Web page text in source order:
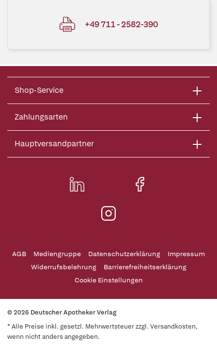
+49 711 - 2582-390
Shop-Service
Zahlungsarten
Hauptversandpartner
AGB Mediengruppe Datenschutzerklärung
Impressum
Widerrufsbelehrung
Barrierefreiheitserklärung
Cookie Einstellungen
© 2026 Deutscher Apotheker Verlag
* Alle Preise inkl. gesetzl. Mehrwertsteuer zzgl. Versandkosten,
wenn nicht anders angegeben.